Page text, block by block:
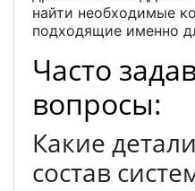
найти необходимые
подходящие именно
Часто
вопросы:
Какие
состав